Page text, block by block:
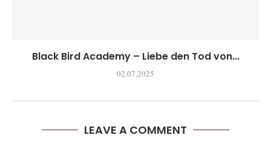
Black Bird Academy – Liebe den Tod von...
02.07.2025
LEAVE A COMMENT